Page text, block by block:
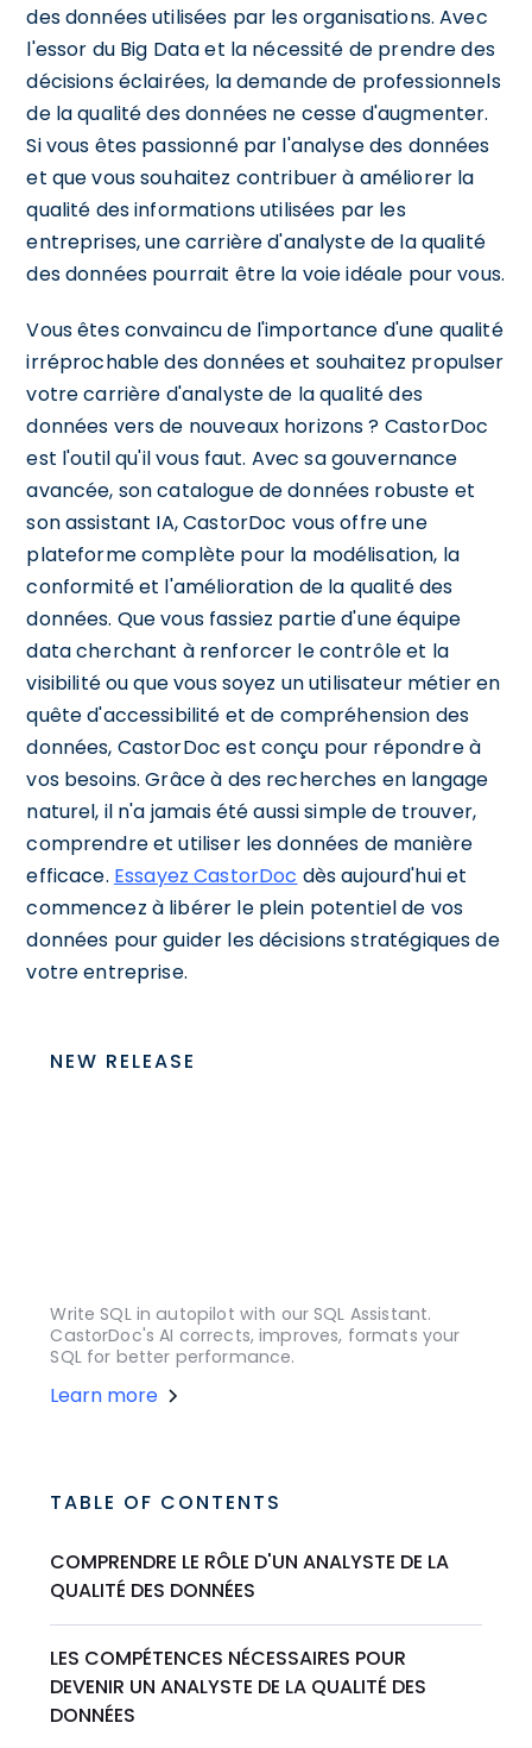
des données utilisées par les organisations. Avec
l'essor du Big Data et la nécessité de prendre des
décisions éclairées, la demande de professionnels
de la qualité des données ne cesse d'augmenter.
Si vous êtes passionné par l'analyse des données
et que vous souhaitez contribuer à améliorer la
qualité des informations utilisées par les
entreprises, une carrière d'analyste de la qualité
des données pourrait être la voie idéale pour vous.
Vous êtes convaincu de l'importance d'une qualité
irréprochable des données et souhaitez propulser
votre carrière d'analyste de la qualité des
données vers de nouveaux horizons ? CastorDoc
est l'outil qu'il vous faut. Avec sa gouvernance
avancée, son catalogue de données robuste et
son assistant IA, CastorDoc vous offre une
plateforme complète pour la modélisation, la
conformité et l'amélioration de la qualité des
données. Que vous fassiez partie d'une équipe
data cherchant à renforcer le contrôle et la
visibilité ou que vous soyez un utilisateur métier en
quête d'accessibilité et de compréhension des
données, CastorDoc est conçu pour répondre à
vos besoins. Grâce à des recherches en langage
naturel, il n'a jamais été aussi simple de trouver,
comprendre et utiliser les données de manière
efficace. Essayez CastorDoc dès aujourd'hui et
commencez à libérer le plein potentiel de vos
données pour guider les décisions stratégiques de
votre entreprise.
NEW RELEASE
Write SQL in autopilot with our SQL Assistant.
CastorDoc's AI corrects, improves, formats your
SQL for better performance.
Learn more
TABLE OF CONTENTS
COMPRENDRE LE RÔLE D'UN ANALYSTE DE LA
QUALITÉ DES DONNÉES
LES COMPÉTENCES NÉCESSAIRES POUR
DEVENIR UN ANALYSTE DE LA QUALITÉ DES
DONNÉES